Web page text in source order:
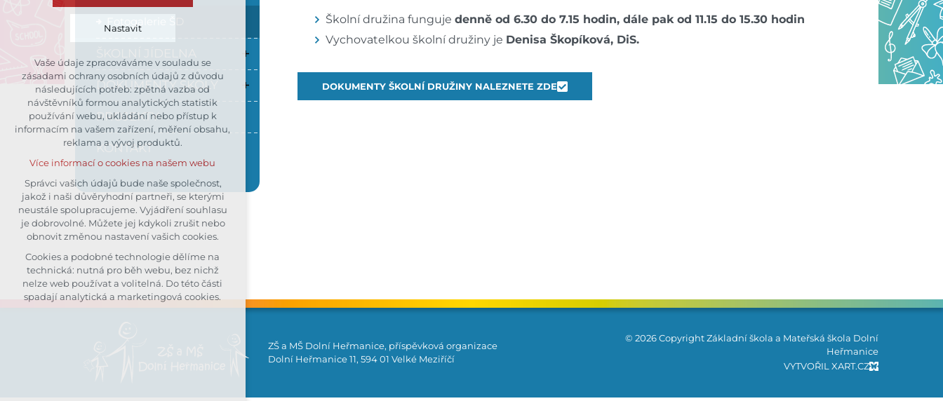
Fotogalerie ŠD
DOKUMENTY ŠKOLY
PROJEKTY
KONTAKT
Školní družina funguje denně od 6.30 do 7.15 hodin, dále pak od 11.15 do 15.30 hodin
Vychovatelkou školní družiny je Denisa Škopíková, DiS.
DOKUMENTY ŠKOLNÍ DRUŽINY NALEZNETE ZDE
ZŠ a MŠ Dolní Heřmanice, příspěvková organizace
Dolní Heřmanice 11, 594 01 Velké Meziříčí
© 2026 Copyright Základní škola a Mateřská škola Dolní
Heřmanice
VYTVOŘIL XART.CZ
Nastavit
Technická cookies
nutná pro provozování webu
udržení kontextu stránek (session):
případná přihlášení, volby jazyka,
apod.
analytická pro anonymizované
vyhodnocení návštěvnosti
marketingová cookies (Google)
Více informací o cookies na našem webu
Přijmout všechny cookies
Odmítnout vše
Vaše údaje zpracováváme v souladu se
zásadami ochrany osobních údajů z důvodu
následujících potřeb: zpětná vazba od
návštěvníků formou analytických statistik
používání webu, ukládání nebo přístup k
informacím na vašem zařízení, měření obsahu,
reklama a vývoj produktů.
Více informací o cookies na našem webu
Správci vašich údajů bude naše společnost,
jakož i naši důvěryhodní partneři, se kterými
neustále spolupracujeme. Vyjádření souhlasu
je dobrovolné. Můžete jej kdykoli zrušit nebo
obnovit změnou nastavení vašich cookies.
Cookies a podobné technologie dělíme na
technická: nutná pro běh webu, bez nichž
nelze web používat a volitelná. Do této části
spadají analytická a marketingová cookies.